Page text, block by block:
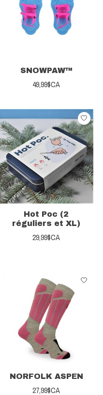
SNOWPAW™
49,99$CA
Hot Poc (2
réguliers et XL)
29,99$CA
NORFOLK ASPEN
27,99$CA